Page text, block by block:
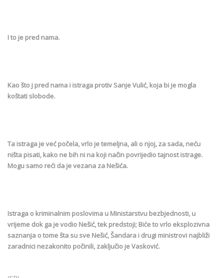
I to je pred nama.
Kao što j pred nama i istraga protiv Sanje Vulić, koja bi je mogla
koštati slobode.
Ta istraga je već počela, vrlo je temeljna, ali o njoj, za sada, neću
ništa pisati, kako ne bih ni na koji način povrijedio tajnost istrage.
Mogu samo reći da je vezana za Nešića.
Istraga o kriminalnim poslovima u Ministarstvu bezbjednosti, u
vrijeme dok ga je vodio Nešić, tek predstoji; Biće to vrlo eksplozivna
saznanja o tome šta su sve Nešić, Šandara i drugi ministrovi najbliži
zaradnici nezakonito počinili, zaključio je Vasković.